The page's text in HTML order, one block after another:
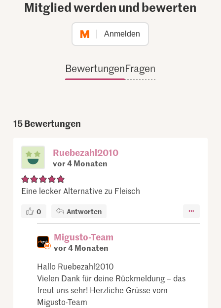
Mitglied werden und bewerten
Anmelden
BewertungenFragen
15Bewertungen
Ruebezahl2010
vor 4 Monaten
Eine lecker Alternative zu Fleisch
0 Antworten
Migusto-Team
vor 4 Monaten
Hallo Ruebezahl2010
Vielen Dank für deine Rückmeldung – das
freut uns sehr! Herzliche Grüsse vom
Migusto-Team